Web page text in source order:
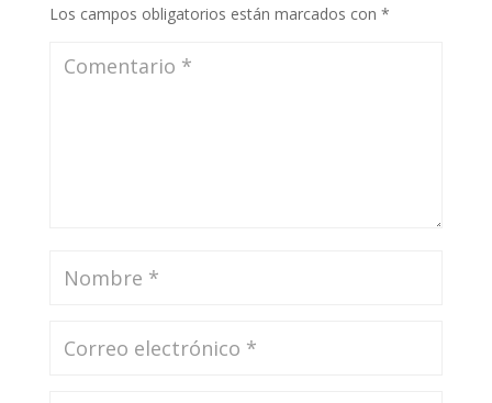
Los campos obligatorios están marcados con *